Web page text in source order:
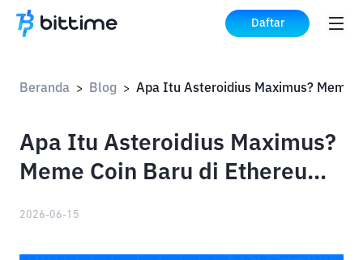
Daftar
Beranda > Blog >
Apa Itu Asteroidius Maximus?
Meme Coin Baru di Ethereum
2026-06-15